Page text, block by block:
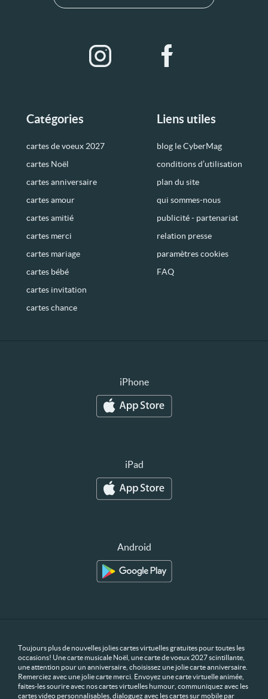
Catégories
cartes de voeux 2027
cartes Noël
cartes anniversaire
cartes amour
cartes amitié
cartes merci
cartes mariage
cartes bébé
cartes invitation
cartes chance
Liens utiles
blog le CyberMag
conditions d’utilisation
plan du site
qui sommes-nous
publicité - partenariat
relation presse
paramètres cookies
FAQ
iPhone
iPad
Android
Toujours plus de nouvelles jolies cartes virtuelles gratuites pour toutes les
occasions! Une carte musicale Noël, une carte de voeux 2027 scintillante,
une attention pour un anniversaire, choisissez une jolie carte anniversaire.
Remerciez avec une jolie carte merci. Envoyez une carte virtuelle animée,
faites-les sourire avec nos cartes virtuelles humour, communiquez avec les
cartes video personnalisables, dialoguez avec les cartes sur mobile par